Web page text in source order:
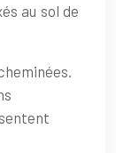
au sol de